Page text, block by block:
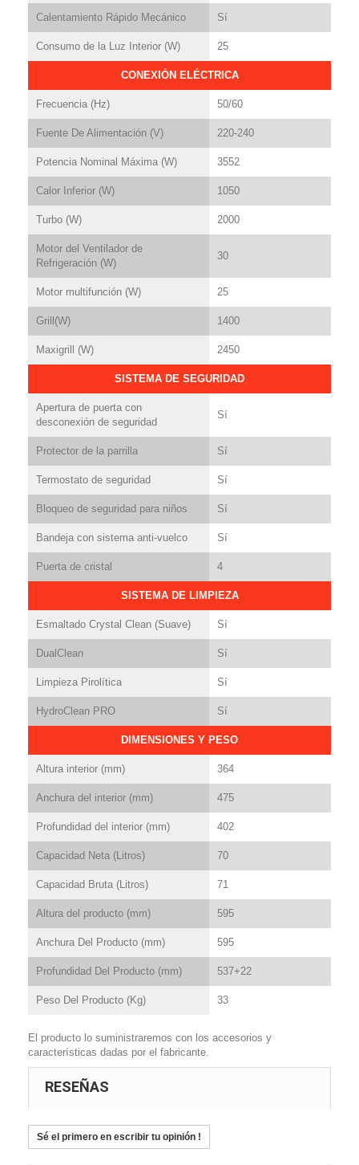
Calentamiento Rápido Mecánico Sí
Consumo de la Luz Interior (W) 25
CONEXIÓN ELÉCTRICA
Frecuencia (Hz) 50/60
Fuente De Alimentación (V) 220-240
Potencia Nominal Máxima (W) 3552
Calor Inferior (W) 1050
Turbo (W) 2000
Motor del Ventilador de
Refrigeración (W)
30
Motor multifunción (W) 25
Grill(W) 1400
Maxigrill (W) 2450
SISTEMA DE SEGURIDAD
Apertura de puerta con
desconexión de seguridad
Sí
Protector de la parrilla Sí
Termostato de seguridad Sí
Bloqueo de seguridad para niños Sí
Bandeja con sistema anti-vuelco Sí
Puerta de cristal 4
SISTEMA DE LIMPIEZA
Esmaltado Crystal Clean (Suave) Sí
DualClean Sí
Limpieza Pirolítica Sí
HydroClean PRO Sí
DIMENSIONES Y PESO
Altura interior (mm) 364
Anchura del interior (mm) 475
Profundidad del interior (mm) 402
Capacidad Neta (Litros) 70
Capacidad Bruta (Litros) 71
Altura del producto (mm) 595
Anchura Del Producto (mm) 595
Profundidad Del Producto (mm) 537+22
Peso Del Producto (Kg) 33
El producto lo suministraremos con los accesorios y
características dadas por el fabricante.
RESEÑAS
Sé el primero en escribir tu opinión !